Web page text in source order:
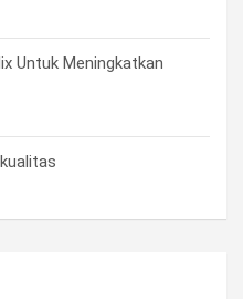
Untuk Meningkatkan